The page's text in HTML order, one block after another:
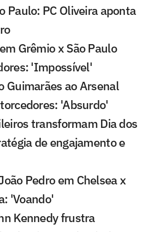
Paulo: PC Oliveira aponta
Grêmio x São Paulo
'Impossível'
Guimarães ao Arsenal
'Absurdo'
transformam Dia dos
de engajamento e
Pedro em Chelsea x
'Voando'
Kennedy frustra